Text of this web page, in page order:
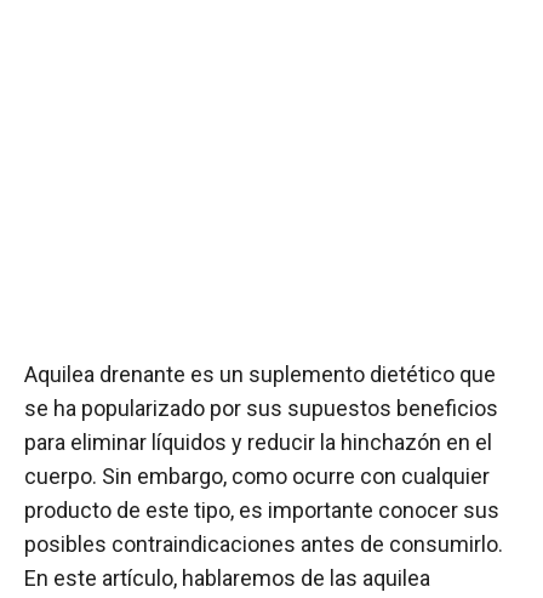
Aquilea drenante es un suplemento dietético que
se ha popularizado por sus supuestos beneficios
para eliminar líquidos y reducir la hinchazón en el
cuerpo. Sin embargo, como ocurre con cualquier
producto de este tipo, es importante conocer sus
posibles contraindicaciones antes de consumirlo.
En este artículo, hablaremos de las aquilea